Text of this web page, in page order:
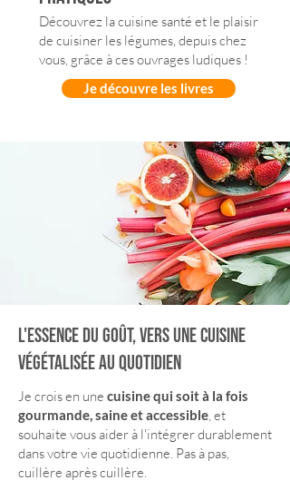
Découvrez la cuisine santé et le plaisir
de cuisiner les légumes, depuis chez
vous, grâce à ces ouvrages ludiques !
Je découvre les livres
L'essence du goût, vers une cuisine
végétalISÉE au quotidien
Je crois en une cuisine qui soit à la fois
gourmande, saine et accessible , et
souhaite vous aider à l'intégrer durablement
dans votre vie quotidienne . Pas à pas,
cuillère après cuillère.